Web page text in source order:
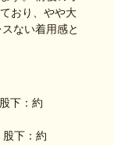
おり、やや大
ない着用感と
下：約
下：約